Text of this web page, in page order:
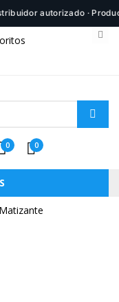
autorizado · Productos
0 0